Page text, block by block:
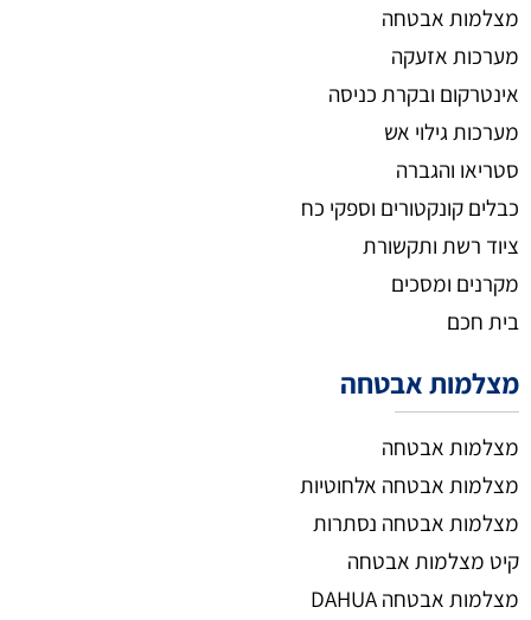
מצלמות אבטחה
מערכות אזעקה
אינטרקום ובקרת כניסה
מערכות גילוי אש
סטריאו והגברה
כבלים קונקטורים וספקי כח
ציוד רשת ותקשורת
מקרנים ומסכים
בית חכם
מצלמות אבטחה
מצלמות אבטחה
מצלמות אבטחה אלחוטיות
מצלמות אבטחה נסתרות
קיט מצלמות אבטחה
מצלמות אבטחה DAHUA